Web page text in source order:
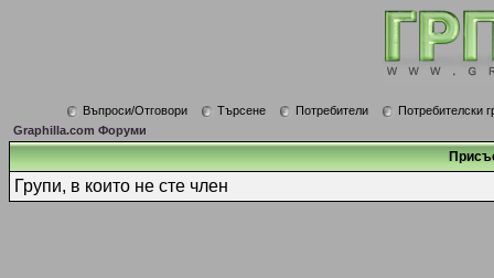
Въпроси/Отговори Търсене Потребители
Потребителски
Graphilla.com Форуми
Групи, в които не сте член